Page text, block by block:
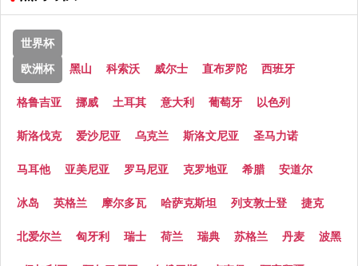
世界杯
欧洲杯 黑山 科索沃 威尔士 直布罗陀 西班牙
格鲁吉亚 挪威 土耳其 意大利 葡萄牙 以色列
斯洛伐克 爱沙尼亚 乌克兰 斯洛文尼亚 圣马力诺
马耳他 亚美尼亚 罗马尼亚 克罗地亚 希腊 安道尔
冰岛 英格兰 摩尔多瓦 哈萨克斯坦 列支敦士登 捷克
北爱尔兰 匈牙利 瑞士 荷兰 瑞典 苏格兰 丹麦 波黑